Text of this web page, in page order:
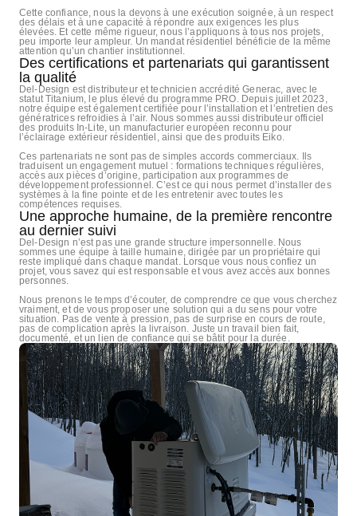
Cette confiance, nous la devons à une exécution soignée, à un respect
des délais et à une capacité à répondre aux exigences les plus
élevées. Et cette même rigueur, nous l’appliquons à tous nos projets,
peu importe leur ampleur. Un mandat résidentiel bénéficie de la même
attention qu’un chantier institutionnel.
Des certifications et partenariats qui garantissent
la qualité
Del-Design est distributeur et technicien accrédité Generac, avec le
statut Titanium, le plus élevé du programme PRO. Depuis juillet 2023,
notre équipe est également certifiée pour l’installation et l’entretien des
génératrices refroidies à l’air. Nous sommes aussi distributeur officiel
des produits In-Lite, un manufacturier européen reconnu pour
l’éclairage extérieur résidentiel, ainsi que des produits Eiko.
Ces partenariats ne sont pas de simples accords commerciaux. Ils
traduisent un engagement mutuel : formations techniques régulières,
accès aux pièces d’origine, participation aux programmes de
développement professionnel. C’est ce qui nous permet d’installer des
systèmes à la fine pointe et de les entretenir avec toutes les
compétences requises.
Une approche humaine, de la première rencontre
au dernier suivi
Del-Design n’est pas une grande structure impersonnelle. Nous
sommes une équipe à taille humaine, dirigée par un propriétaire qui
reste impliqué dans chaque mandat. Lorsque vous nous confiez un
projet, vous savez qui est responsable et vous avez accès aux bonnes
personnes.
Nous prenons le temps d’écouter, de comprendre ce que vous cherchez
vraiment, et de vous proposer une solution qui a du sens pour votre
situation. Pas de vente à pression, pas de surprise en cours de route,
pas de complication après la livraison. Juste un travail bien fait,
documenté, et un lien de confiance qui se bâtit pour la durée.